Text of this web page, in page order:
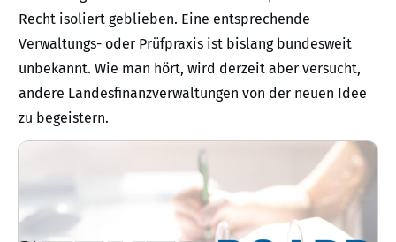
Recht isoliert geblieben. Eine entsprechende
Verwaltungs- oder Prüfpraxis ist bislang bundesweit
unbekannt. Wie man hört, wird derzeit aber versucht,
andere Landesfinanzverwaltungen von der neuen Idee
zu begeistern.